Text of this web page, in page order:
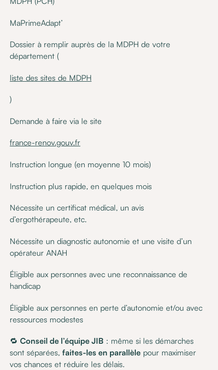
MaPrimeAdapt’
Dossier à remplir auprès de la MDPH de votre
département (
liste des sites de MDPH
)
Demande à faire via le site
france-renov.gouv.fr
Instruction longue (en moyenne 10 mois)
Instruction plus rapide, en quelques mois
Nécessite un certificat médical, un avis
d’ergothérapeute, etc.
Nécessite un diagnostic autonomie et une visite d’un
opérateur ANAH
Éligible aux personnes avec une reconnaissance de
handicap
Éligible aux personnes en perte d’autonomie et/ou avec
ressources modestes
🔁Conseil de l’équipe JIB : même si les démarches
sont séparées,faites-les en parallèle pour maximiser
vos chances et réduire les délais.